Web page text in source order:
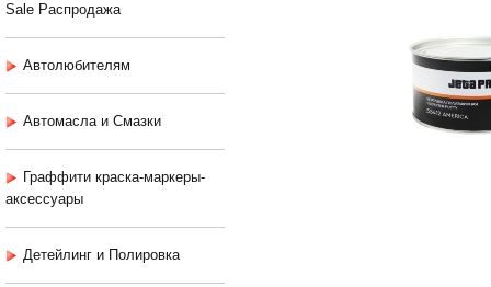
Sale Распродажа
Автолюбителям
Автомасла и Смазки
Граффити краска-маркеры-
аксессуары
Детейлинг и Полировка